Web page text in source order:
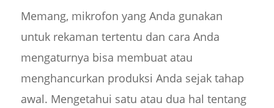
Memang, mikrofon yang Anda gunakan
untuk rekaman tertentu dan cara Anda
mengaturnya bisa membuat atau
menghancurkan produksi Anda sejak tahap
awal. Mengetahui satu atau dua hal tentang